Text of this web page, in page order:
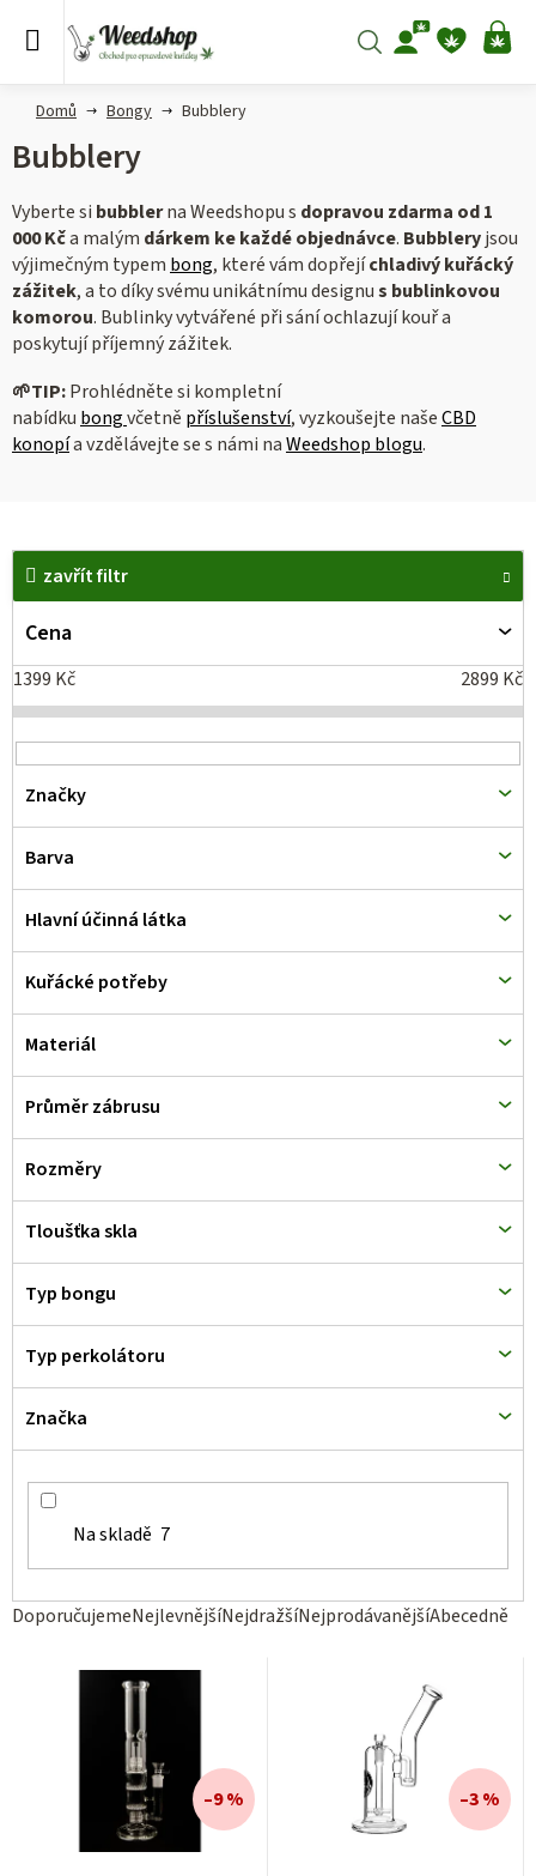
Hledat
Domů Bongy Bubblery
Bubblery
Vyberte si bubblerna Weedshopu s dopravou zdarma od 1
000 Kča malým dárkem ke každé objednávce. Bubbleryjsou
výjimečným typem bong, které vám dopřejíchladivý kuřácký
zážitek, a to díky svému unikátnímu designus bublinkovou
komorou. Bublinky vytvářené při sání ochlazují kouř a
poskytují příjemný zážitek.
🌱TIP:Prohlédněte si kompletní
nabídku bongvčetně příslušenství, vyzkoušejte našeCBD
konopía vzdělávejte se s námi naWeedshop blogu.
Ř
DoporučujemeNejlevnějšíNejdražšíNejprodávanějšíAbecedně
zavřít filtr
Cena
1399 Kč 2899 Kč
Na skladě 7
Značky
Barva
Hlavní účinná látka
Kuřácké potřeby
Materiál
Průměr zábrusu
Rozměry
Tloušťka skla
Typ bongu
Typ perkolátoru
Značka
V
p
i
s
p
r
o
d
u
k
t
ů
–9 % –3 %